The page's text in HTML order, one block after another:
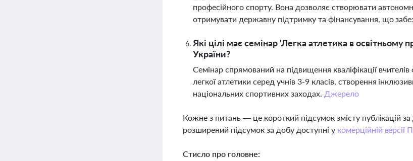
професійного спорту. Вона дозволяє створювати
отримувати державну підтримку та фінансування, що
Які цілі має семінар 'Легка атлетика в освітньому
України?
Семінар спрямований на підвищення кваліфікації
легкої атлетики серед учнів 3-9 класів, створення
національних спортивних заходах. Джерело
Кожне з питань — це короткий підсумок змісту публікацій
розширений підсумок за добу доступні у комерційній
Стисло про головне: